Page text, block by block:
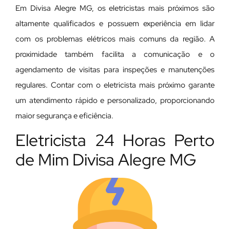
Em Divisa Alegre MG, os eletricistas mais próximos são
altamente qualificados e possuem experiência em lidar
com os problemas elétricos mais comuns da região. A
proximidade também facilita a comunicação e o
agendamento de visitas para inspeções e manutenções
regulares. Contar com o eletricista mais próximo garante
um atendimento rápido e personalizado, proporcionando
maior segurança e eficiência.
Eletricista 24 Horas Perto
de Mim Divisa Alegre MG